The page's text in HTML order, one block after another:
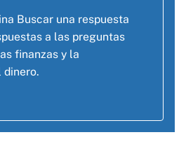
Buscar una respuesta
a las preguntas
finanzas y la
dinero.